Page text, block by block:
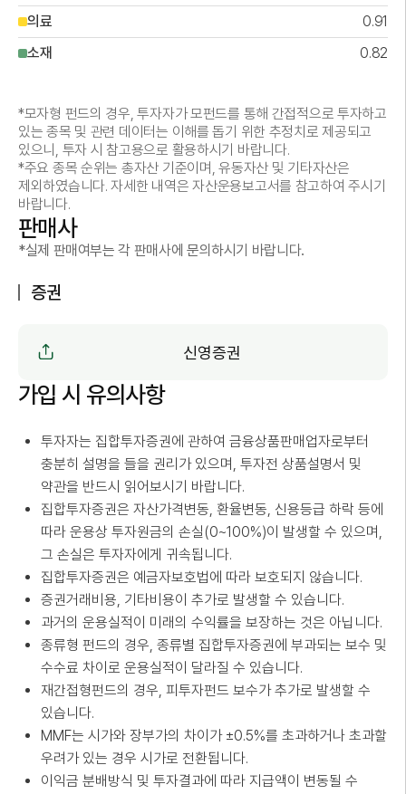
의료
0.91
소재
0.82
*모자형 펀드의 경우, 투자자가 모펀드를 통해 간접적으로 투자하고
있는 종목 및 관련 데이터는 이해를 돕기 위한 추정치로 제공되고
있으니, 투자 시 참고용으로 활용하시기 바랍니다.
*주요 종목 순위는 총자산 기준이며, 유동자산 및 기타자산은
제외하였습니다. 자세한 내역은 자산운용보고서를 참고하여 주시기
바랍니다.
판매사
*실제 판매여부는 각 판매사에 문의하시기 바랍니다.
증권
신영증권
가입 시 유의사항
투자자는 집합투자증권에 관하여 금융상품판매업자로부터
충분히 설명을 들을 권리가 있으며, 투자전 상품설명서 및
약관을 반드시 읽어보시기 바랍니다.
집합투자증권은 자산가격변동, 환율변동, 신용등급 하락 등에
따라 운용상 투자원금의 손실(0~100%)이 발생할 수 있으며,
그 손실은 투자자에게 귀속됩니다.
집합투자증권은 예금자보호법에 따라 보호되지 않습니다.
증권거래비용, 기타비용이 추가로 발생할 수 있습니다.
과거의 운용실적이 미래의 수익률을 보장하는 것은 아닙니다.
종류형 펀드의 경우, 종류별 집합투자증권에 부과되는 보수 및
수수료 차이로 운용실적이 달라질 수 있습니다.
재간접형펀드의 경우, 피투자펀드 보수가 추가로 발생할 수
있습니다.
MMF는 시가와 장부가의 차이가 ±0.5%를 초과하거나 초과할
우려가 있는 경우 시가로 전환됩니다.
이익금 분배방식 및 투자결과에 따라 지급액이 변동될 수